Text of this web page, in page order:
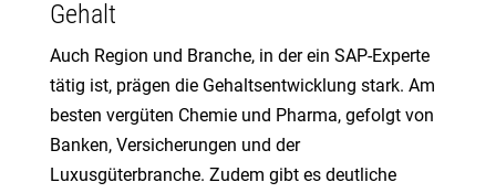
Gehalt
Auch Region und Branche, in der ein SAP-Experte
tätig ist, prägen die Gehaltsentwicklung stark. Am
besten vergüten Chemie und Pharma, gefolgt von
Banken, Versicherungen und der
Luxusgüterbranche. Zudem gibt es deutliche